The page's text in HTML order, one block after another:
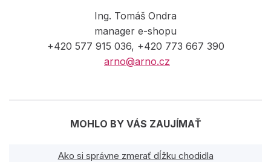
Ing. Tomáš Ondra
manager e-shopu
+420 577 915 036, +420 773 667 390
arno@arno.cz
MOHLO BY VÁS ZAUJÍMAŤ
Ako si správne zmerať dĺžku chodidla